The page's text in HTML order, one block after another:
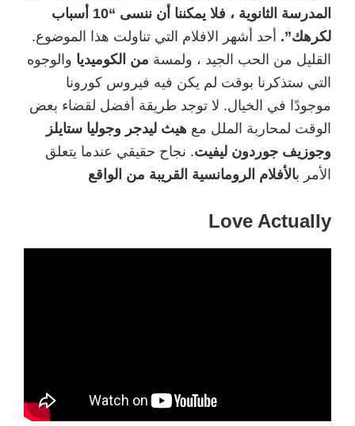
المدرسة الثانوية ، فلا يمكننا أن ننسى “10 أسباب
لكرهك”. أحد أشهر الافلام التي تناولت هذا الموضوع.
القليل من الحب الجيد ، ولمسة من الكوميديا ​​والوجوه
التي ستذكرنا بوقت لم يكن فيه فيروس كورونا
موجودًا في الخيال. لا توجد طريقة أفضل لقضاء بعض
الوقت لمحاربة الملل مع هيث ليدجر وجوليا ستايلز
وجوزيف جوردون ليفيت. نجاح حقيقي عندما يتعلق
الأمر بالأفلام الرومانسية القريبة من الواقع
Love Actually